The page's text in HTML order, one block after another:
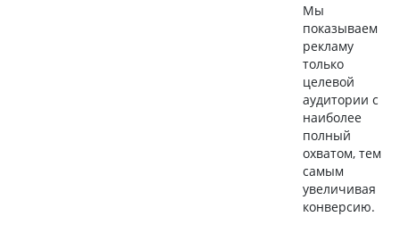
Мы
показываем
рекламу
только
целевой
аудитории с
наиболее
полный
охватом, тем
самым
увеличивая
конверсию.